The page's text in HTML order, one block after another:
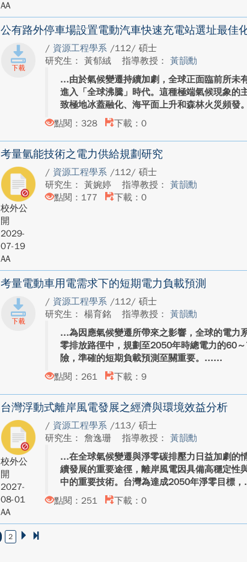
AA
公有路外停車場設置電動汽車快速充電站選址最佳
/ 資源工程學系 /112/ 碩士
研究生： 黃郁絨
指導教授：黃韻勳
由於氣候變遷持續加劇，全球正面臨前所未
進入「全球沸騰」時代。這種極端氣候現象的
致極地冰蓋融化、海平面上升和森林火災頻發
點閱：328
下載：0
考量氫能技術之電力供給規劃研究
校外公
開
2029-
07-19
AA
/ 資源工程學系 /112/ 碩士
研究生： 黃婉婷
指導教授：黃韻勳
點閱：177
下載：0
考量電動車用電需求下的短期電力負載預測
/ 資源工程學系 /112/ 碩士
研究生： 楊育銘
指導教授：黃韻勳
為因應氣候變遷所帶來之影響，全球的電力
零排放路徑中，規劃至2050年時總電力的60
險，準確的短期負載預測至關重要。...
點閱：261
下載：9
台灣浮動式離岸風電發展之經濟與環境效益分析
校外公
開
2027-
08-01
AA
/ 資源工程學系 /113/ 碩士
研究生： 詹逸珊
指導教授：黃韻勳
在全球氣候變遷與淨零碳排壓力日益加劇的
續發展的重要途徑，離岸風電因具備高穩定性
中的重要技術。台灣為達成2050年淨零目標，
點閱：251
下載：0
2